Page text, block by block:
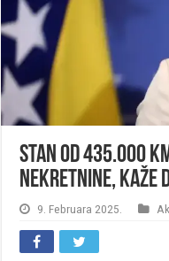
Stan od 435.000
nekretnine, kaže
9. Februara 2025.